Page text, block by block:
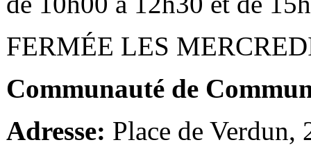
FERMÉE LES
Communauté de
Adresse: Place de Verdun,